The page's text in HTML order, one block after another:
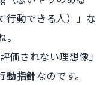
動できる人）」な
されない理想像」
動指針なのです。